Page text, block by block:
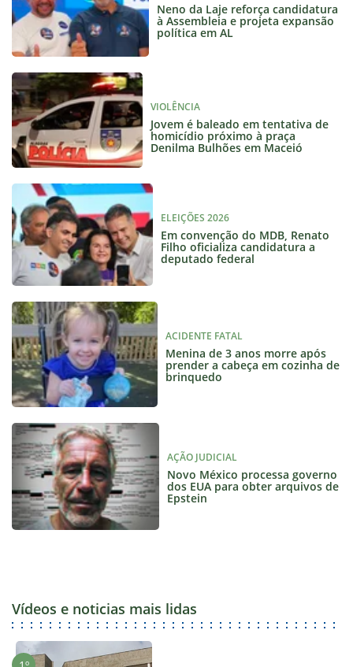
Neno da Laje reforça candidatura
à Assembleia e projeta expansão
política em AL
VIOLÊNCIA
Jovem é baleado em tentativa de
homicídio próximo à praça
Denilma Bulhões em Maceió
ELEIÇÕES 2026
Em convenção do MDB, Renato
Filho oficializa candidatura a
deputado federal
ACIDENTE FATAL
Menina de 3 anos morre após
prender a cabeça em cozinha de
brinquedo
AÇÃO JUDICIAL
Novo México processa governo
dos EUA para obter arquivos de
Epstein
Vídeos e noticias mais lidas